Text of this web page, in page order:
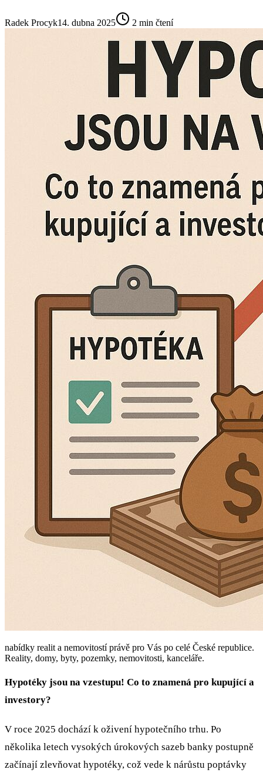
Radek Procyk14. dubna 2025 2 min čtení
nabídky realit a nemovitostí právě pro Vás po celé České republice.
Reality, domy, byty, pozemky, nemovitosti, kanceláře.
Hypotéky jsou na vzestupu! Co to znamená pro kupující a
investory?
V roce 2025 dochází k oživení hypotečního trhu. Po
několika letech vysokých úrokových sazeb banky postupně
začínají zlevňovat hypotéky, což vede k nárůstu poptávky